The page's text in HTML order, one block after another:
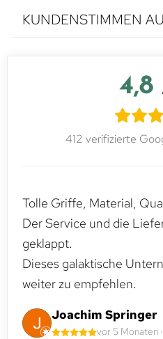
KUNDENSTIMMEN
4,8
412 verifizierte
Tolle Griffe, Material,
Der Service und die
geklappt.
Dieses galaktische
weiter zu empfehlen.
Joachim Springer
vor 5 Monaten